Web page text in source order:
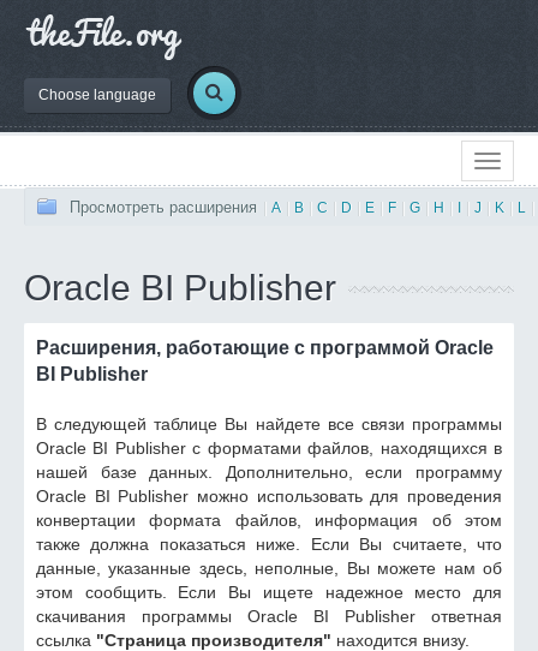
Choose language
Просмотреть расширения A B C D E F G H J K L
Oracle BI Publisher
Расширения, работающие с программой Oracle
BI Publisher
В следующей таблице Вы найдете все связи программы
Oracle BI Publisher с форматами файлов, находящихся в
нашей базе данных. Дополнительно, если программу
Oracle BI Publisher можно использовать для проведения
конвертации формата файлов, информация об этом
также должна показаться ниже. Если Вы считаете, что
данные, указанные здесь, неполные, Вы можете нам об
этом сообщить. Если Вы ищете надежное место для
скачивания программы Oracle BI Publisher ответная
ссылка "Страница производителя" находится внизу.